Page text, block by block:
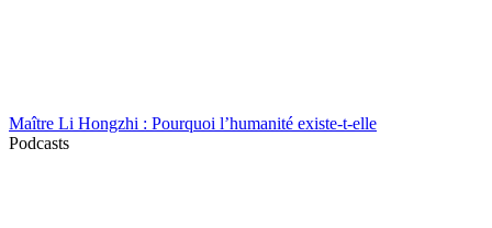
Maître Li Hongzhi : Pourquoi l’humanité existe-t-elle
Podcasts